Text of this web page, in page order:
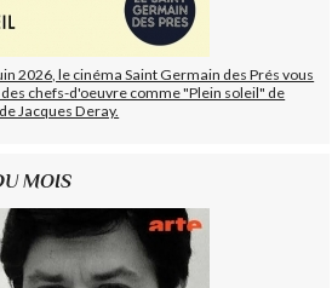
2026, le cinéma Saint Germain des Prés vous
chefs-d'oeuvre comme "Plein soleil" de
Jacques Deray.
MOIS